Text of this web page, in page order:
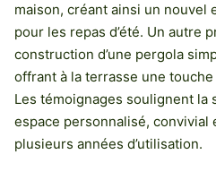
maison, créant ainsi un nouvel
pour les repas d’été. Un autre
construction d’une pergola
offrant à la terrasse une touche
Les témoignages soulignent la
espace personnalisé, convivial
plusieurs années d’utilisation.